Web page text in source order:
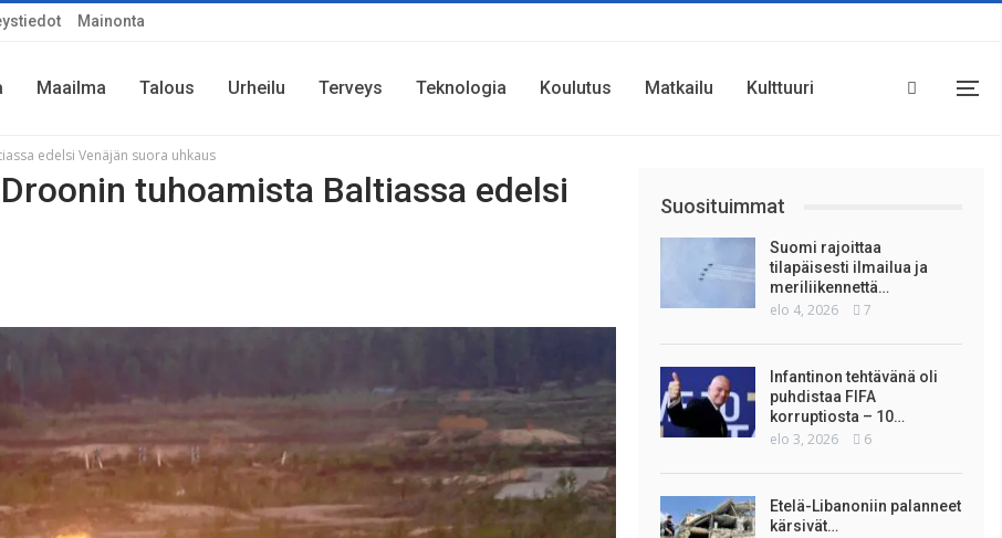
Mainonta
Maailma Talous Urheilu Terveys Teknologia Koulutus Matkailu Kulttuuri
edelsi Venäjän suora uhkaus
tuhoamista Baltiassa edelsi
Suosituimmat
Suomi rajoittaa
tilapäisesti ilmailua ja
meriliikennettä…
elo 4, 2026 7
Infantinon tehtävänä oli
puhdistaa FIFA
korruptiosta – 10…
elo 3, 2026 6
Etelä-Libanoniin palanneet
kärsivät…